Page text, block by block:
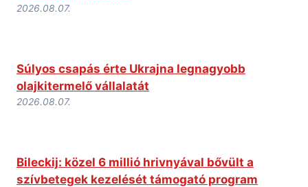
2026.08.07.
Súlyos csapás érte Ukrajna legnagyobb
olajkitermelő vállalatát
2026.08.07.
Bileckij: közel 6 millió hrivnyával bővült a
szívbetegek kezelését támogató program